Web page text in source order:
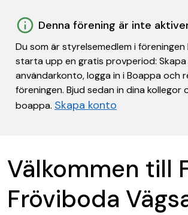
Denna förening är inte
Du som är styrelsemedlem i föreningen
starta upp en gratis provperiod:
användarkonto, logga in i Boappa och
föreningen. Bjud sedan in dina kollegor
boappa. Skapa konto
Välkommen till
Fröviboda